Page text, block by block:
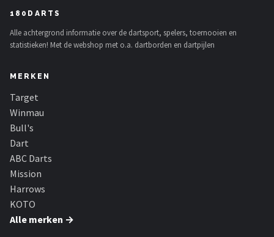
180DARTS
Alle achtergrond informatie over de dartsport, spelers, toernooien en
statistieken! Met de webshop met o.a. dartborden en dartpijlen
MERKEN
Target
Winmau
Bull's
Dart
ABC Darts
Mission
Harrows
KOTO
Alle merken →